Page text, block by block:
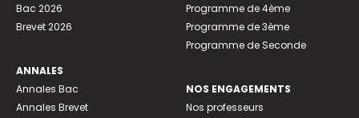
Bac 2026
Brevet 2026
ANNALES
Annales Bac
Annales Brevet
Programme de 4ème
Programme de 3ème
Programme de Seconde
NOS ENGAGEMENTS
Nos professeurs